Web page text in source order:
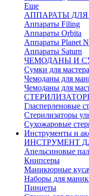
Еще
АППАРАТЫ
Аппараты Filing
Аппараты Orbita
Аппараты Planet
Аппараты Saturn
ЧЕМОДАНЫ И
Сумки для
Чемоданы для
Чемоданы для
Гласперленовые
Стерилизаторы
Сухожаровые
Инструменты и
ИНСТРУМЕНТ
Апельсиновые
Книпсеры
Маникюрные
Наборы для
Пинцеты